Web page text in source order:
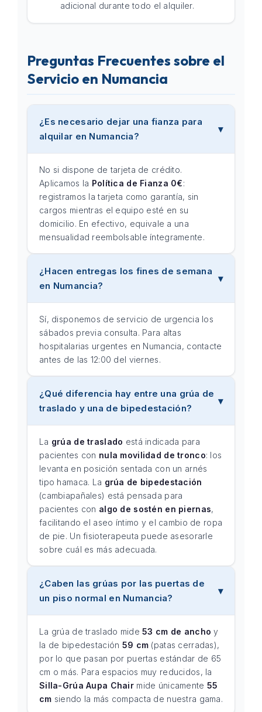
adicional durante todo el alquiler.
Preguntas Frecuentes sobre el
Servicio en Numancia
¿Es necesario dejar una fianza para
alquilar en Numancia?
No si dispone de tarjeta de crédito.
Aplicamos la Política de Fianza 0€:
registramos la tarjeta como garantía, sin
cargos mientras el equipo esté en su
domicilio. En efectivo, equivale a una
mensualidad reembolsable íntegramente.
¿Hacen entregas los fines de semana
en Numancia?
Sí, disponemos de servicio de urgencia los
sábados previa consulta. Para altas
hospitalarias urgentes en Numancia, contacte
antes de las 12:00 del viernes.
¿Qué diferencia hay entre una grúa de
traslado y una de bipedestación?
La grúa de traslado está indicada para
pacientes con nula movilidad de tronco: los
levanta en posición sentada con un arnés
tipo hamaca. La grúa de bipedestación
(cambiapañales) está pensada para
pacientes con algo de sostén en piernas,
facilitando el aseo íntimo y el cambio de ropa
de pie. Un fisioterapeuta puede asesorarle
sobre cuál es más adecuada.
¿Caben las grúas por las puertas de
un piso normal en Numancia?
La grúa de traslado mide53 cm de ancho y
la de bipedestación 59 cm (patas cerradas),
por lo que pasan por puertas estándar de 65
cm o más. Para espacios muy reducidos, la
Silla-Grúa Aupa Chair mide únicamente 55
cm siendo la más compacta de nuestra gama.